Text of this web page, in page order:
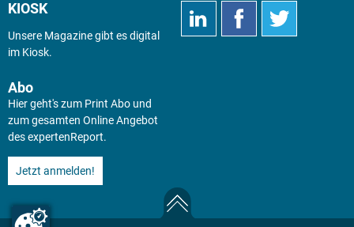
KIOSK
Unsere Magazine gibt es digital
im Kiosk.
Abo
Hier geht's zum Print Abo und
zum gesamten Online Angebot
des expertenReport.
Jetzt anmelden!